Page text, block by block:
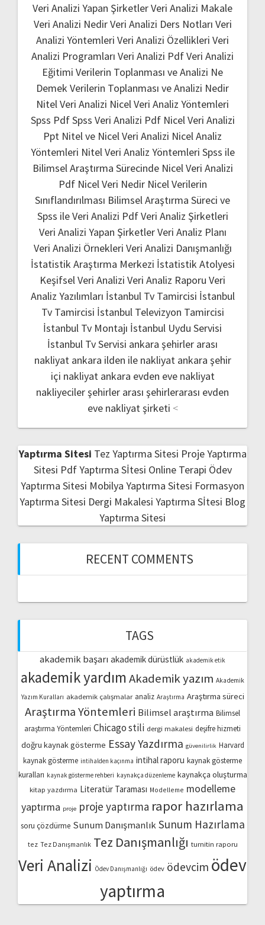
Veri Analizi Yapan ŞirketlerVeri Analizi Makale
Veri Analizi NedirVeri Analizi Ders Notları Veri
Analizi Yöntemleri Veri Analizi Özellikleri Veri
Analizi Programları Veri Analizi PdfVeri Analizi
Eğitimi Verilerin Toplanması ve Analizi Ne
Demek Verilerin Toplanması ve Analizi Nedir
Nitel Veri Analizi Nicel Veri Analiz Yöntemleri
Spss PdfSpss Veri Analizi Pdf Nicel Veri Analizi
Ppt Nitel ve Nicel Veri Analizi Nicel Analiz
Yöntemleri Nitel Veri Analiz Yöntemleri Spss ile
Bilimsel Araştırma Sürecinde Nicel Veri Analizi
Pdf Nicel Veri Nedir Nicel Verilerin
Sınıflandırılması Bilimsel Araştırma Süreci ve
Spss ile Veri Analizi PdfVeri Analiz Şirketleri
Veri Analizi Yapan ŞirketlerVeri Analiz Planı
Veri Analizi Örnekleri Veri Analizi Danışmanlığı
İstatistik Araştırma Merkezi İstatistik Atolyesi
Keşifsel Veri Analizi Veri Analiz Raporu Veri
Analiz Yazılımları İstanbul Tv Tamircisi İstanbul
Tv Tamircisi İstanbul Televizyon Tamircisi
İstanbul Tv Montajı İstanbul Uydu Servisi
İstanbul Tv Servisi ankara şehirler arası
nakliyat ankara ilden ile nakliyat ankara şehir
içi nakliyat ankara evden eve nakliyat
nakliyeciler şehirler arası şehirlerarası evden
eve nakliyat şirketi <
Yaptırma Sitesi Tez Yaptırma Sitesi Proje Yaptırma
Sitesi Pdf Yaptırma Sİtesi Online Terapi Ödev
Yaptırma Sitesi Mobilya Yaptırma Sitesi Formasyon
Yaptırma Sitesi Dergi Makalesi Yaptırma Sİtesi Blog
Yaptırma Sitesi
RECENT COMMENTS
TAGS
akademik başarı akademik dürüstlük akademik etik
akademik yardımAkademik yazım Akademik
Yazım Kuralları akademik çalışmalar analiz Araştırma Araştırma süreci
Araştırma Yöntemleri Bilimsel araştırma Bilimsel
araştırma Yöntemleri Chicago stili dergi makalesi deşifre hizmeti
doğru kaynak gösterme Essay Yazdırma güvenilirlik Harvard
kaynak gösterme intihalden kaçınma intihal raporu kaynak gösterme
kuralları kaynak gösterme rehberi kaynakça düzenleme kaynakça oluşturma
kitap yazdırma Literatür Taraması Modelleme modelleme
yaptırma proje proje yaptırma rapor hazırlama
soru çözdürme Sunum Danışmanlık Sunum Hazırlama
tez Tez Danışmanlık Tez Danışmanlığı turnitin raporu
Veri Analizi Ödev Danışmanlığı ödev ödevcim ödev
yaptırma